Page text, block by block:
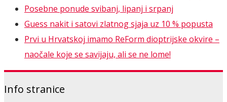
Posebne ponude svibanj, lipanj i srpanj
Guess nakit i satovi zlatnog sjaja uz 10 % popusta
Prvi u Hrvatskoj imamo ReForm dioptrijske okvire –
naočale koje se savijaju, ali se ne lome!
Info stranice